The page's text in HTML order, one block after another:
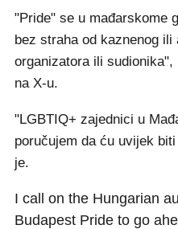
"Pride" se u mađarskome
bez straha od kaznenog
organizatora ili sudionika",
na X-u.
"LGBTIQ+ zajednici u
poručujem da ću uvijek
je.
I call on the Hungarian
Budapest Pride to go